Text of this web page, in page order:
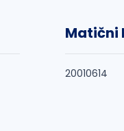
Matični
20010614